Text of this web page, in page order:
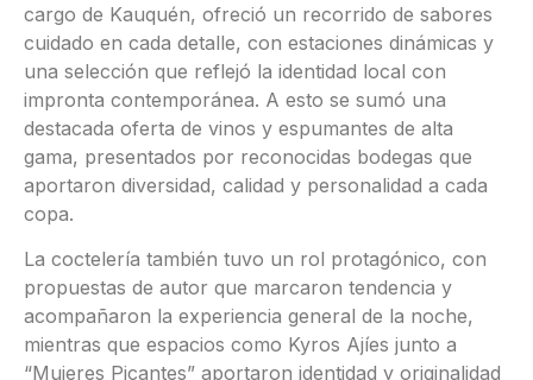
cargo de Kauquén, ofreció un recorrido de sabores
cuidado en cada detalle, con estaciones dinámicas y
una selección que reflejó la identidad local con
impronta contemporánea. A esto se sumó una
destacada oferta de vinos y espumantes de alta
gama, presentados por reconocidas bodegas que
aportaron diversidad, calidad y personalidad a cada
copa.
La coctelería también tuvo un rol protagónico, con
propuestas de autor que marcaron tendencia y
acompañaron la experiencia general de la noche,
mientras que espacios como Kyros Ajíes junto a
“Mujeres Picantes” aportaron identidad y originalidad